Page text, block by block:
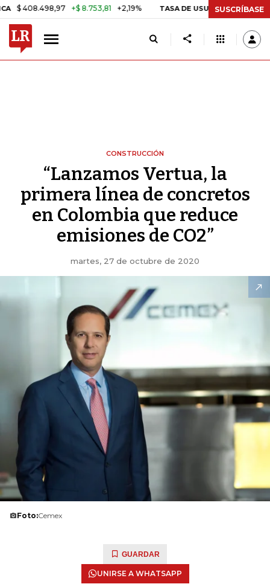
+$ 8.753,81 +2,19% TASA DE USURA CRÉDITO CONSUMO
SUSCRÍBASE
CONSTRUCCIÓN
“Lanzamos Vertua, la
primera línea de concretos
en Colombia que reduce
emisiones de CO2”
martes, 27 de octubre de 2020
Foto:Cemex
GUARDAR
UNIRSE A WHATSAPP